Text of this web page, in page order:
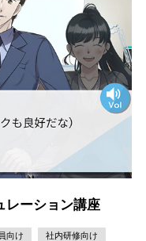
レーション講座
向け 社内研修向け